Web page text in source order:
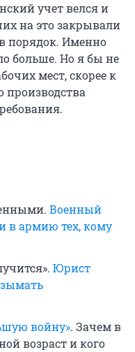
учет велся и
на это закрывали
в порядок. Именно
больше. Но я бы не
мест, скорее к
производства
Военный
в армию тех, кому
Юрист
войну». Зачем в
возраст и кого